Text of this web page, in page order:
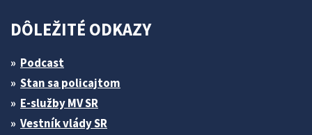
DÔLEŽITÉ ODKAZY
Podcast
Stan sa policajtom
E-služby MV SR
Vestník vlády SR